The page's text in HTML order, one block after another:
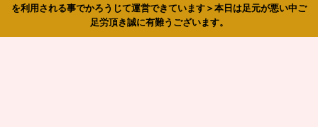
を利用される事でかろうじて運営できています＞本日は足元が悪い中ご
足労頂き誠に有難うございます。